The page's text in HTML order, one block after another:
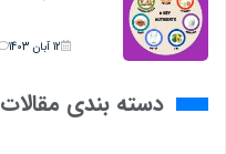
12 آبان 1403
دسته بندی مقالات